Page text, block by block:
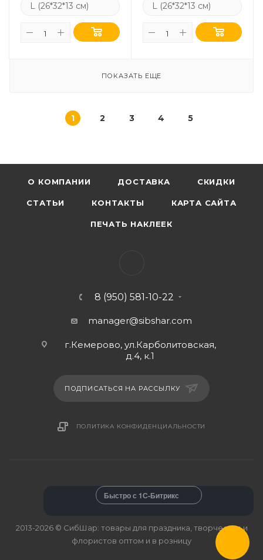
L (26*32*13 см) L (26*32*13 см)
ПОКАЗАТЬ ЕЩЕ
1 2 3 4 5
О КОМПАНИИ ДОСТАВКА СКИДКИ
СТАТЬИ КОНТАКТЫ КАРТА САЙТА
ПЕЧАТЬ НАКЛЕЕК
8 (950) 581-10-22
manager@sibshar.com
г.Кемерово, ул.Карболитовская,
д.4, к.1
ПОДПИСАТЬСЯ НА РАССЫЛКУ
ПОЛИТИКА КОНФИДЕНЦИАЛЬНОСТИ
Быстро с 1С-Битрикс
2013-2026 © СибШар: товары для праздника, творчества и
флористов оптом и в розницу